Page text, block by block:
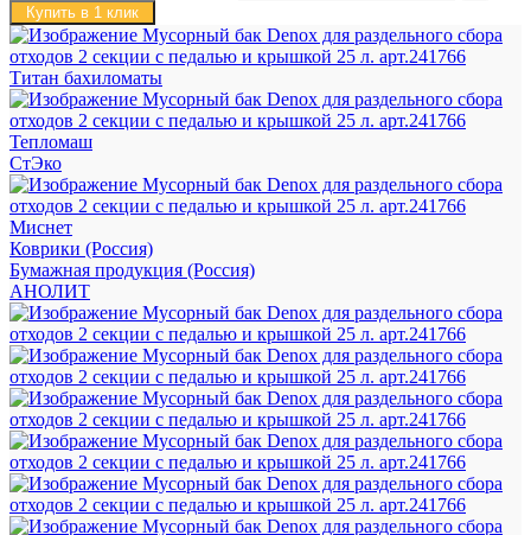
Купить в 1 клик
Титан бахиломаты
Тепломаш
СтЭко
Миснет
Коврики (Россия)
Бумажная продукция (Россия)
АНОЛИТ